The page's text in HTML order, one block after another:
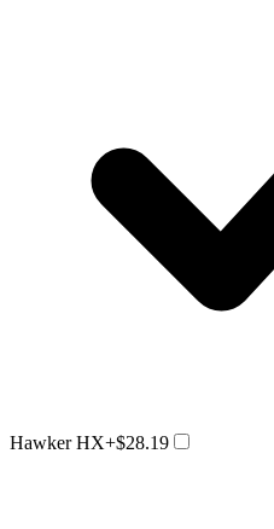
Hawker HX+$28.19